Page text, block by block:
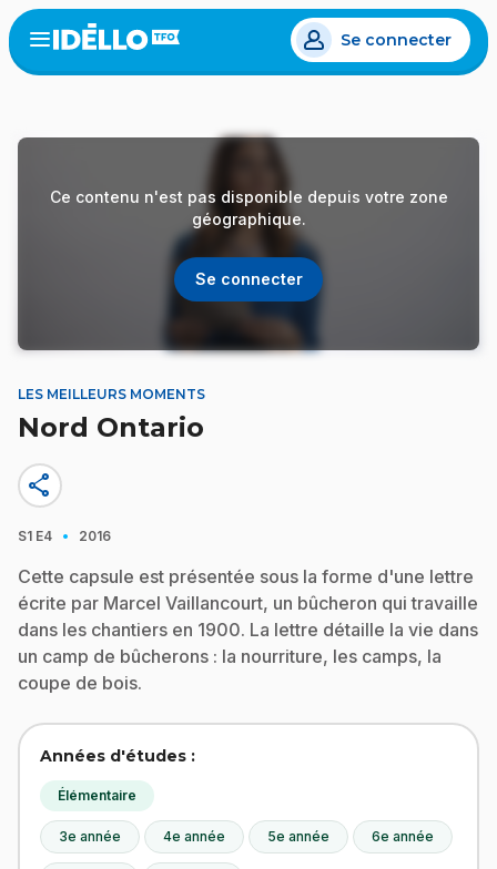
Aller
au
contenu
Open
menu
Se connecter
Ce contenu n'est pas disponible depuis votre zone
géographique.
Se connecter
LES MEILLEURS MOMENTS
Nord Ontario
share
S1 E4 · 2016
Cette capsule est présentée sous la forme d'une lettre
écrite par Marcel Vaillancourt, un bûcheron qui travaille
dans les chantiers en 1900. La lettre détaille la vie dans
un camp de bûcherons : la nourriture, les camps, la
coupe de bois.
Années d'études :
Élémentaire
3e année 4e année 5e année 6e année